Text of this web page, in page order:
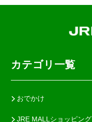
カテゴリ一覧
おでかけ
JRE MALLショッピング